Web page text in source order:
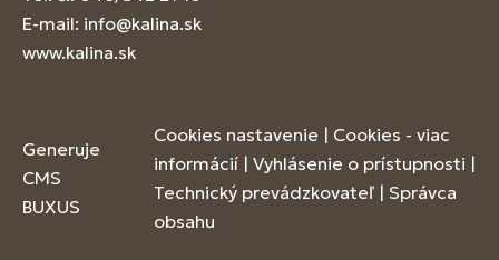
E-mail: info@kalina.sk
www.kalina.sk
Generuje
CMS
BUXUS
Cookies nastavenie | Cookies - viac
informácií | Vyhlásenie o prístupnosti |
Technický prevádzkovateľ | Správca
obsahu